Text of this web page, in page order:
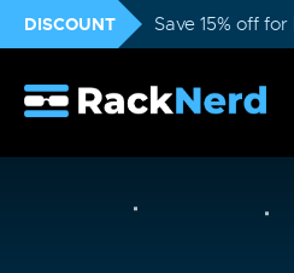
DISCOUNT Save 15% off